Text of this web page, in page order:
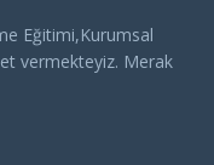
Eğitimi,Kurumsal
vermekteyiz. Merak